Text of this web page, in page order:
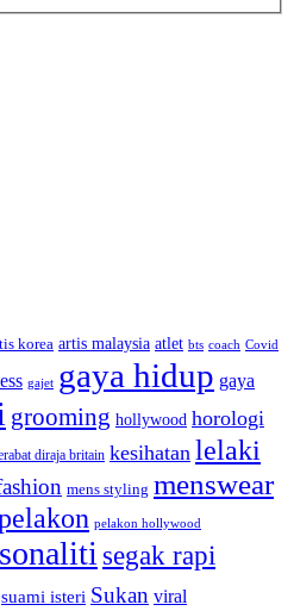
korea artis malaysia atlet bts coach Covid
gajet gaya hidup gaya
grooming hollywood horologi
diraja britain kesihatan lelaki
mens styling menswear
pelakon hollywood
segak rapi
suami isteri Sukan viral